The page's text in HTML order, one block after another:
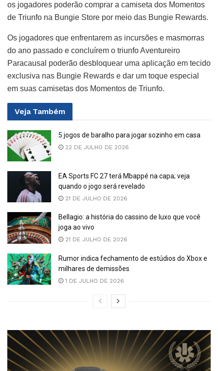
os jogadores poderão comprar a camiseta dos Momentos
de Triunfo na Bungie Store por meio das Bungie Rewards.
Os jogadores que enfrentarem as incursões e masmorras
do ano passado e concluírem o triunfo Aventureiro
Paracausal poderão desbloquear uma aplicação em tecido
exclusiva nas Bungie Rewards e dar um toque especial
em suas camisetas dos Momentos de Triunfo.
Veja Também
5 jogos de baralho para jogar sozinho em casa
22 DE JULHO DE 2026
EA Sports FC 27 terá Mbappé na capa; veja
quando o jogo será revelado
21 DE JULHO DE 2026
Bellagio: a história do cassino de luxo que você
joga ao vivo
21 DE JULHO DE 2026
Rumor indica fechamento de estúdios do Xbox e
milhares de demissões
1 DE JULHO DE 2026